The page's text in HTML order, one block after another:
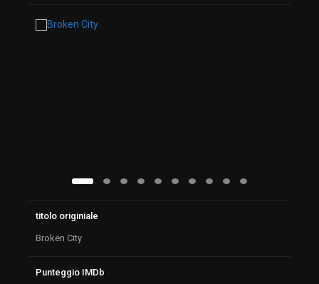
titolo originiale
Broken City
Punteggio IMDb